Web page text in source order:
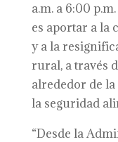
a.m. a 6:00
es aportar a la
y a la
rural, a través
alrededor de
la seguridad
“Desde la